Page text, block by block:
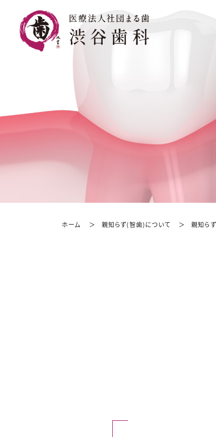
ホーム 親知らず(智歯)について 親知ら